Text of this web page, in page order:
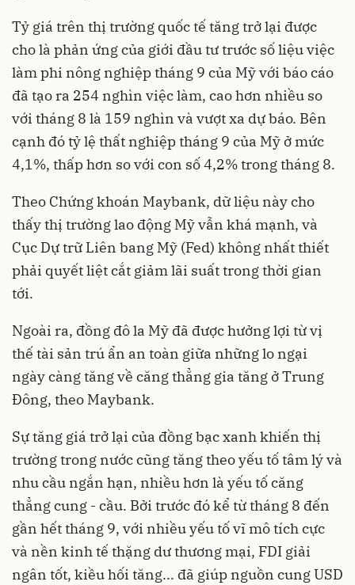
Tỷ giá trên thị trường quốc tế tăng trở lại được
cho là phản ứng của giới đầu tư trước số liệu việc
làm phi nông nghiệp tháng 9 của Mỹ với báo cáo
đã tạo ra 254 nghìn việc làm, cao hơn nhiều so
với tháng 8 là 159 nghìn và vượt xa dự báo. Bên
cạnh đó tỷ lệ thất nghiệp tháng 9 của Mỹ ở mức
4,1%, thấp hơn so với con số 4,2% trong tháng 8.
Theo Chứng khoán Maybank, dữ liệu này cho
thấy thị trường lao động Mỹ vẫn khá mạnh, và
Cục Dự trữ Liên bang Mỹ (Fed) không nhất thiết
phải quyết liệt cắt giảm lãi suất trong thời gian
tới.
Ngoài ra, đồng đô la Mỹ đã được hưởng lợi từ vị
thế tài sản trú ẩn an toàn giữa những lo ngại
ngày càng tăng về căng thẳng gia tăng ở Trung
Đông, theo Maybank.
Sự tăng giá trở lại của đồng bạc xanh khiến thị
trường trong nước cũng tăng theo yếu tố tâm lý và
nhu cầu ngắn hạn, nhiều hơn là yếu tố căng
thẳng cung - cầu. Bởi trước đó kể từ tháng 8 đến
gần hết tháng 9, với nhiều yếu tố vĩ mô tích cực
và nền kinh tế thặng dư thương mại, FDI giải
ngân tốt, kiều hối tăng... đã giúp nguồn cung USD